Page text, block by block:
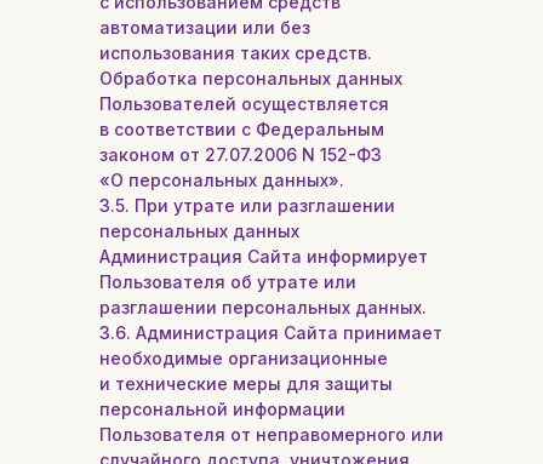
автоматизации или без
использования таких средств.
Обработка персональных данных
Пользователей осуществляется
в соответствии с Федеральным
законом от 27.07.2006 N 152-ФЗ
«О персональных данных».
3.5. При утрате или разглашении
персональных данных
Администрация Сайта информирует
Пользователя об утрате или
разглашении персональных данных.
3.6. Администрация Сайта принимает
необходимые организационные
и технические меры для защиты
персональной информации
Пользователя от неправомерного или
случайного доступа, уничтожения,